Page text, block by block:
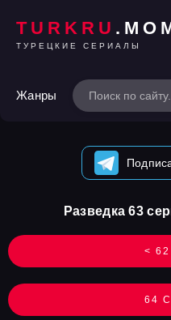
TURKRU
ТУРЕЦКИЕ СЕРИАЛЫ
Жанры
<
Разведка 63
64